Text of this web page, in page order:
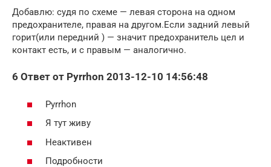
Добавлю: судя по схеме — левая сторона на одном
предохранителе, правая на другом.Если задний левый
горит(или передний ) — значит предохранитель цел и
контакт есть, и с правым — аналогично.
6 Ответ от Pyrrhon 2013-12-10 14:56:48
Pyrrhon
Я тут живу
Неактивен
Подробности